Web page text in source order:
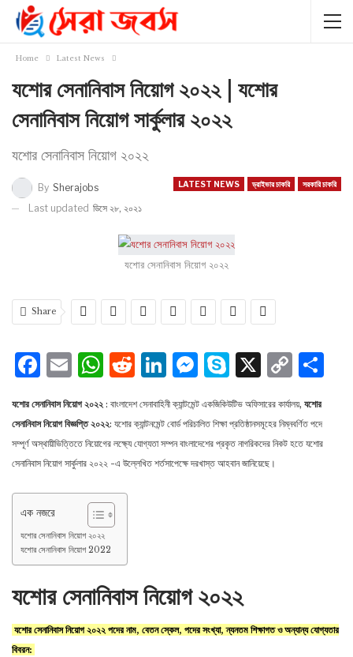
Home Latest News
যশোর সেনানিবাস নিয়োগ ২০২২ | যশোর
সেনানিবাস নিয়োগ সার্কুলার ২০২২
যশোর সেনানিবাস নিয়োগ ২০২২
LATEST NEWS ড্রাইভার চাকরি সরকারি চাকরি
By Sherajobs
Last updated ডিসে ২৮, ২০২১
যশোর সেনানিবাস নিয়োগ ২০২২
Share
Facebook
Email
WhatsApp
Reddit
LinkedIn
Messenger
Skype
X
যশোর সেনানিবাস নিয়োগ ২০২২ : বাংলাদেশ সেনাবাহিনী ক্যান্টমেন্ট একজিকিউটিভ অফিসারের কার্যালয়, যশাের
সেনানিবাস নিয়ােগ বিজ্ঞপ্তি ২০২২: যশাের ক্যান্টনমেন্ট বাের্ড পরিচালিত শিক্ষা প্রতিষ্ঠানসমূহের নিম্নবর্ণিত পদে
সম্পূর্ণ অস্থায়ীভিত্তিতে নিয়ােগের লক্ষ্যে যােগ্যতা সম্পন বাংলাদেশের প্রকৃত নাগরিকদের নিকট হতে যশোর
সেনানিবাস নিয়োগ সার্কুলার ২০২২ -এ উল্লেখিত শর্তসাপেক্ষে দরখাস্ত আহবান জানিয়েছে।
এক নজরে
যশোর সেনানিবাস নিয়োগ ২০২২
যশোর সেনানিবাস নিয়োগ 2022
যশোর সেনানিবাস নিয়োগ ২০২২
যশোর সেনানিবাস নিয়োগ ২০২২ পদের নাম, বেতন স্কেল, পদের সংখ্যা, ন্যনতম শিক্ষাগত ও অন্যান্য যােগ্যতার
বিবরন: